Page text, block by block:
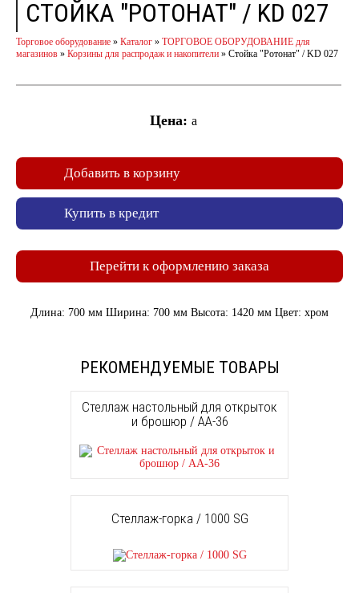
СТОЙКА "РОТОНАТ" / KD 027
Торговое оборудование » Каталог » ТОРГОВОЕ ОБОРУДОВАНИЕ для
магазинов » Корзины для распродаж и накопители » Стойка "Ротонат" / KD 027
Цена: a
Добавить в корзину
Купить в кредит
Перейти к оформлению заказа
Длина: 700 мм Ширина: 700 мм Высота: 1420 мм Цвет: хром
РЕКОМЕНДУЕМЫЕ ТОВАРЫ
Стеллаж настольный для открыток
и брошюр / AA-36
Стеллаж-горка / 1000 SG